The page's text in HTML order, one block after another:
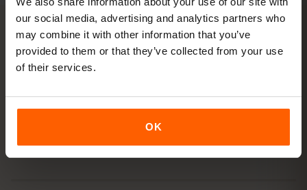
our social media, advertising and analytics partners who
may combine it with other information that you’ve
provided to them or that they’ve collected from your use
of their services.
OK
ACTIVACIÓN
Activa tu eSIM para Serbia
en3 pasos
Listo en minutos, sin tarjeta SIM física.